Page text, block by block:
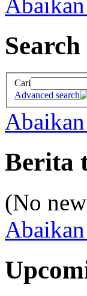
Cari
Advanced search
Berita
(No